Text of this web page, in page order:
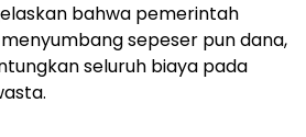
bahwa pemerintah
sepeser pun dana,
seluruh biaya pada